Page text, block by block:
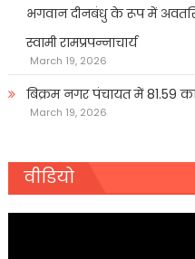
भगवान दीनबंधु के रूप में
स्वामी रामप्रपन्नाचार्य
March 19, 2026
बिक्रम नगर पंचायत में 81.59
March 19, 2026
वीडियो